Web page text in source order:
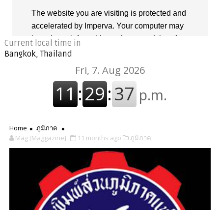
Current local time in
Bangkok, Thailand
Home
ภูมิภาค
Mag [Maggazine]
11 months ago ภูมิภาค,